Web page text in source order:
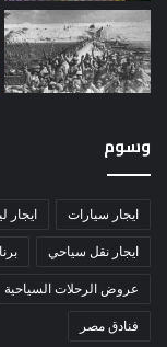
وسوم
ايجار سيارات ايجار
ايجار نقل سياحي
عروض الرحلات السياحية
فنادق مصر